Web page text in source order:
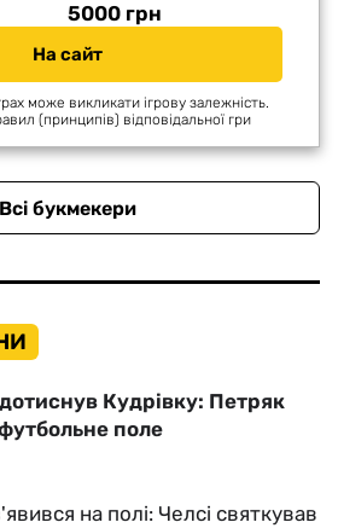
5000 грн
На сайт
може викликати ігрову залежність.
(принципів) відповідальної гри
Всі букмекери
Кудрівку: Петряк
поле
на полі: Челсі святкував